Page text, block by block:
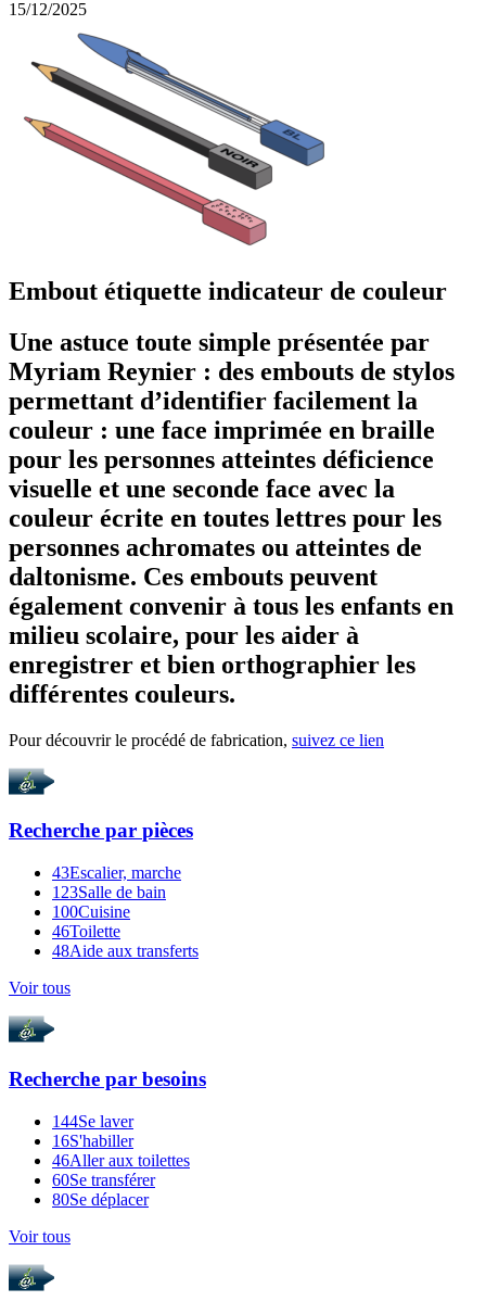
15/12/2025
Embout étiquette indicateur de couleur
Une astuce toute simple présentée par
Myriam Reynier : des embouts de stylos
permettant d’identifier facilement la
couleur : une face imprimée en braille
pour les personnes atteintes déficience
visuelle et une seconde face avec la
couleur écrite en toutes lettres pour les
personnes achromates ou atteintes de
daltonisme. Ces embouts peuvent
également convenir à tous les enfants en
milieu scolaire, pour les aider à
enregistrer et bien orthographier les
différentes couleurs.
Pour découvrir le procédé de fabrication, suivez ce lien
Recherche par pièces
43Escalier, marche
123Salle de bain
100Cuisine
46Toilette
48Aide aux transferts
Voir tous
Recherche par besoins
144Se laver
16S'habiller
46Aller aux toilettes
60Se transférer
80Se déplacer
Voir tous